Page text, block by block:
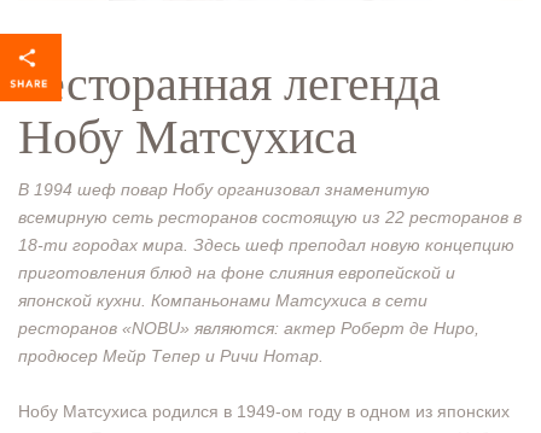
Ресторанная легенда
Нобу Матсухиса
В 1994 шеф повар Нобу организовал знаменитую
всемирную сеть ресторанов состоящую из 22 ресторанов в
18-ти городах мира. Здесь шеф преподал новую концепцию
приготовления блюд на фоне слияния европейской и
японской кухни. Компаньонами Матсухиса в сети
ресторанов «NOBU» являются: актер Роберт де Ниро,
продюсер Мейр Тепер и Ричи Нотар.
Нобу Матсухиса родился в 1949-ом году в одном из японских